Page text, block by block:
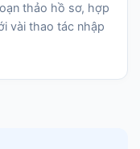
thảo hồ sơ, hợp
vài thao tác nhập